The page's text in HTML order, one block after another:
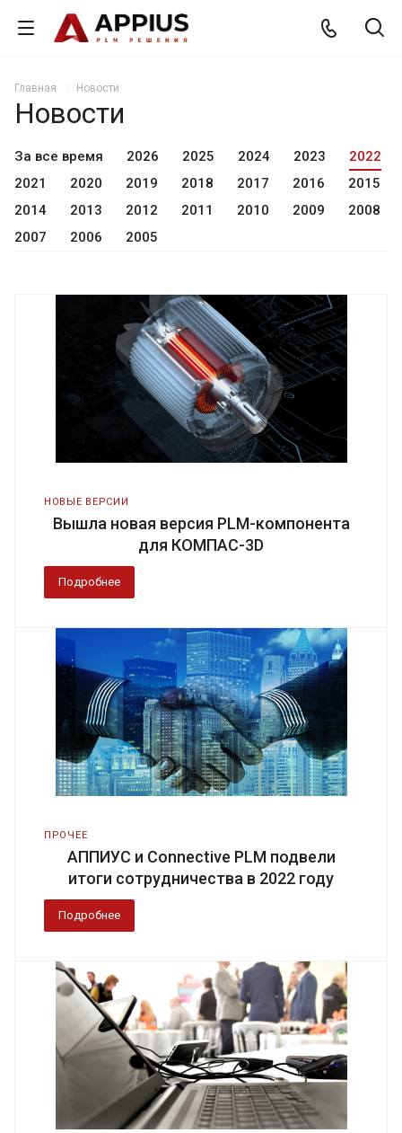
Главная Новости
Новости
За все время 2026 2025 2024 2023
2022
2021
2020 2019 2018 2017 2016
2015
2014
2013 2012 2011 2010 2009
2008
2007
2006 2005
НОВЫЕ ВЕРСИИ
Вышла новая версия PLM-компонента
для КОМПАС-3D
Подробнее
ПРОЧЕЕ
АППИУС и Connective PLM подвели
итоги сотрудничества в 2022 году
Подробнее